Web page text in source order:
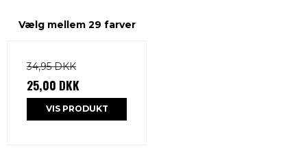
Vælg mellem 29 farver
34,95 DKK
25,00 DKK
VIS PRODUKT